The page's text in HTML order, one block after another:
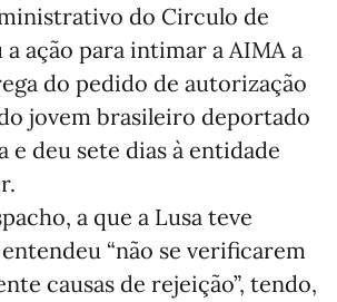
do Circulo de
ação para intimar a AIMA a
do pedido de autorização
jovem brasileiro deportado
e deu sete dias à entidade
a que a Lusa teve
“não se verificarem
causas de rejeição”, tendo,